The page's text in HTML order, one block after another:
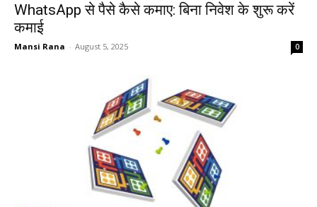
WhatsApp से पैसे कैसे कमाए: बिना निवेश के शुरू करें
कमाई
Mansi Rana - August 5, 2025 0